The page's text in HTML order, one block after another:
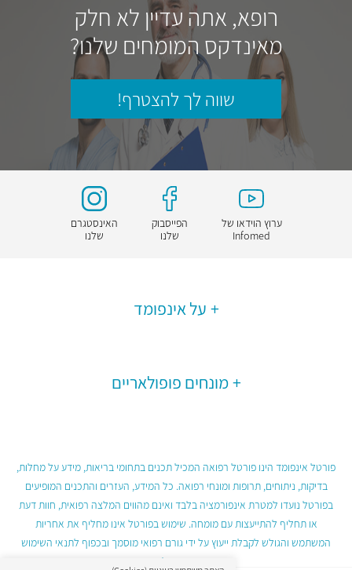
רופא, אתה עדיין לא חלק
מאינדקס המומחים שלנו?
שווה לך להצטרף!
ערוץ הוידאו של
Infomed
הפייסבוק
שלנו
האינסטגרם
שלנו
על אינפומד
מונחים פופולאריים
פורטל אינפומד הינו פורטל רפואה המכיל תכנים בתחומי בריאות, מידע על מחלות,
בדיקות, ניתוחים, תרופות ומונחי רפואה. כל המידע, העזרים והתכנים המופיעים
בפורטל נועדו למטרת אינפורמציה בלבד ואינם מהווים המלצה רפואית, חוות דעת
או תחליף להתייעצות עם מומחה. שימוש בפורטל אינו מחליף את אחריות
המשתמש והגולש לקבלת ייעוץ על ידי גורם רפואי מוסמך ובכפוף לתנאי השימוש
בפורטל.